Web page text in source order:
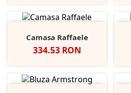
Camasa Raffaele
Pret
334.53 RON